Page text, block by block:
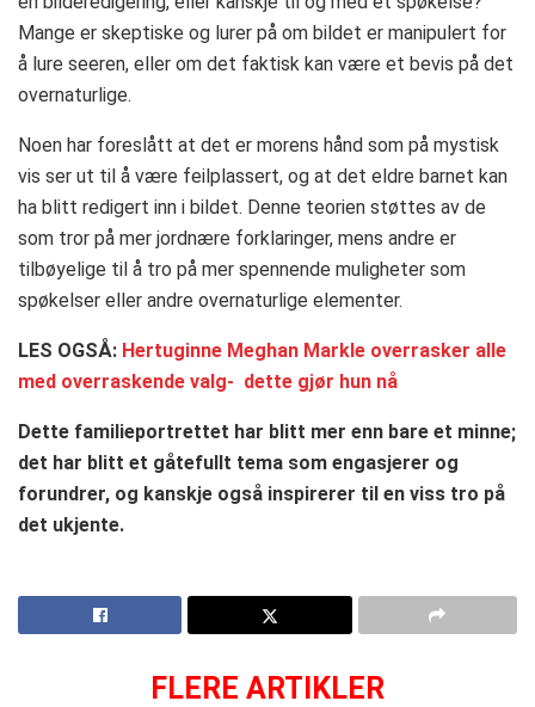
Mange er skeptiske og lurer på om bildet er manipulert for
å lure seeren, eller om det faktisk kan være et bevis på det
overnaturlige.
Noen har foreslått at det er morens hånd som på mystisk
vis ser ut til å være feilplassert, og at det eldre barnet kan
ha blitt redigert inn i bildet. Denne teorien støttes av de
som tror på mer jordnære forklaringer, mens andre er
tilbøyelige til å tro på mer spennende muligheter som
spøkelser eller andre overnaturlige elementer.
LES OGSÅ: Hertuginne Meghan Markle overrasker alle
med overraskende valg- dette gjør hun nå
Dette familieportrettet har blitt mer enn bare et minne;
det har blitt et gåtefullt tema som engasjerer og
forundrer, og kanskje også inspirerer til en viss tro på
det ukjente.
FLERE ARTIKLER